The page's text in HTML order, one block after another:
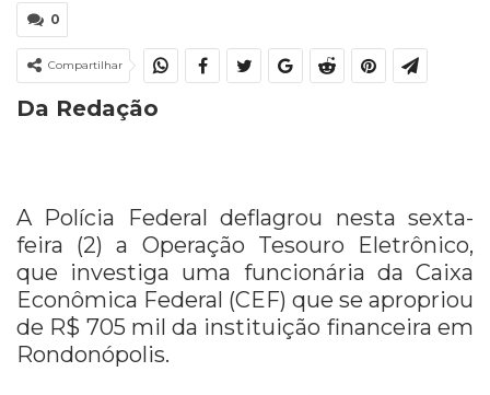
0
Compartilhar
Da Redação
A Polícia Federal deflagrou nesta sexta-
feira (2) a Operação Tesouro Eletrônico,
que investiga uma funcionária da Caixa
Econômica Federal (CEF) que se apropriou
de R$ 705 mil da instituição financeira em
Rondonópolis.